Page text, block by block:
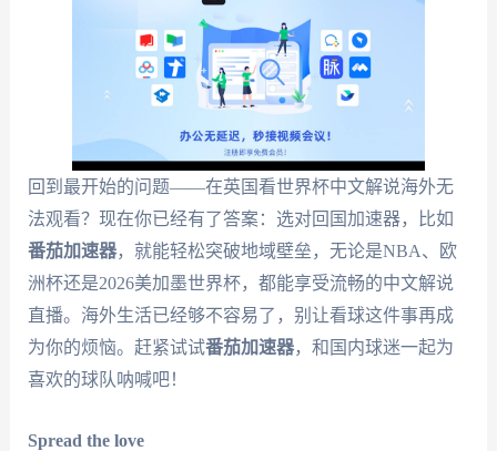
回到最开始的问题——在英国看世界杯中文解说海外无
法观看？现在你已经有了答案：选对回国加速器，比如
番茄加速器，就能轻松突破地域壁垒，无论是NBA、欧
洲杯还是2026美加墨世界杯，都能享受流畅的中文解说
直播。海外生活已经够不容易了，别让看球这件事再成
为你的烦恼。赶紧试试番茄加速器，和国内球迷一起为
喜欢的球队呐喊吧！
Spread the love